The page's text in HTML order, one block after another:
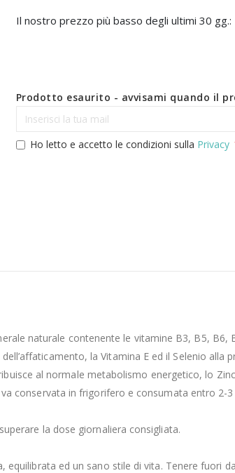
Il nostro prezzo più basso degli ultimi 30 gg.:
Prodotto esaurito - avvisami quando il
Ho letto e accetto le condizioni sulla Privacy
naturale contenente le vitamine B3, B5,
la Vitamina E ed il Selenio
al normale metabolismo energetico, lo
conservata in frigorifero e consumata entro 2-3
la dose giornaliera consigliata.
ed un sano stile di vita. Tenere fuori